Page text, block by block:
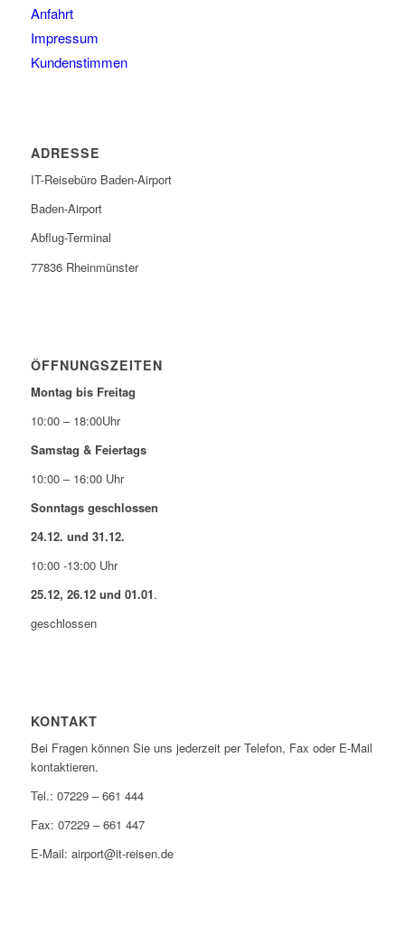
Anfahrt
Impressum
Kundenstimmen
ADRESSE
IT-Reisebüro Baden-Airport
Baden-Airport
Abflug-Terminal
77836 Rheinmünster
ÖFFNUNGSZEITEN
Montag bis Freitag
10:00 – 18:00Uhr
Samstag & Feiertags
10:00 – 16:00 Uhr
Sonntags geschlossen
24.12. und 31.12.
10:00 -13:00 Uhr
25.12, 26.12 und 01.01.
geschlossen
KONTAKT
Bei Fragen können Sie uns jederzeit per Telefon, Fax oder E-Mail
kontaktieren.
Tel.: 07229 – 661 444
Fax: 07229 – 661 447
E-Mail: airport@it-reisen.de